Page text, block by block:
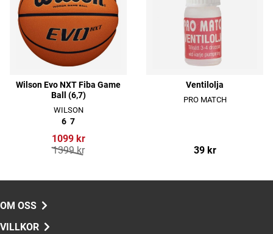
Wilson Evo NXT Fiba Game
Ball (6,7)
WILSON
6 7
1099 kr
1399 kr
Ventilolja
PRO MATCH
39 kr
OM OSS
VILLKOR